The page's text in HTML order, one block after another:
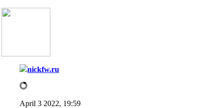
nickfw.ru
April 3 2022, 19:59